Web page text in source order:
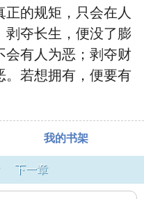
的规矩，只会在人
剥夺长生，便没了膨
会有人为恶；剥夺财
。若想拥有，便要有
我的书架
下一章